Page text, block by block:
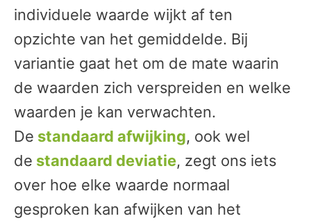
individuele waarde wijkt af ten
opzichte van het gemiddelde. Bij
variantie gaat het om de mate waarin
de waarden zich verspreiden en welke
waarden je kan verwachten.
De standaard afwijking, ook wel
de standaard deviatie, zegt ons iets
over hoe elke waarde normaal
gesproken kan afwijken van het